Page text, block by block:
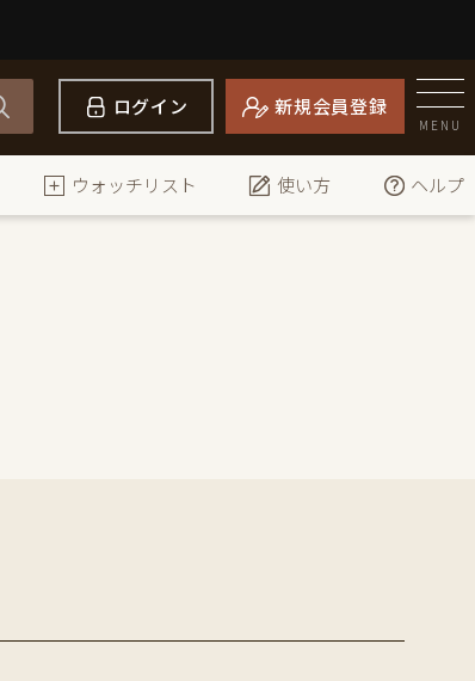
ログイン 新規会員登録
MENU
ウォッチリスト 使い方 ヘルプ